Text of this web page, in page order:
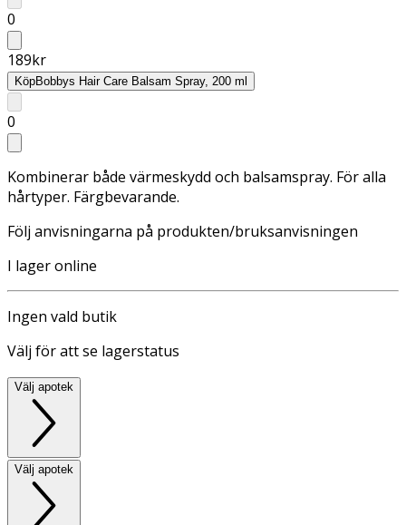
0
189kr
KöpBobbys Hair Care Balsam Spray, 200 ml
0
Kombinerar både värmeskydd och balsamspray. För alla
hårtyper. Färgbevarande.
Följ anvisningarna på produkten/bruksanvisningen
I lager online
Ingen vald butik
Välj för att se lagerstatus
Välj apotek
Välj apotek